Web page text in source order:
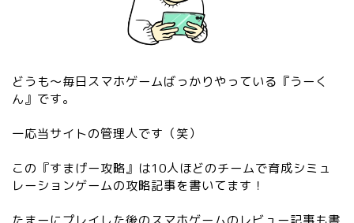
どうも〜毎日スマホゲームばっかりやっている『うーく
ん』です。
一応当サイトの管理人です（笑）
この『すまげー攻略』は10人ほどのチームで育成シミュ
レーションゲームの攻略記事を書いてます！
『2024年最新』管理人がお